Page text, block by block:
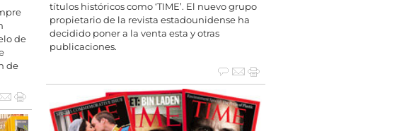
de
de
títulos históricos como ‘TIME’. El nuevo grupo
propietario de la revista estadounidense ha
decidido poner a la venta esta y otras
publicaciones.